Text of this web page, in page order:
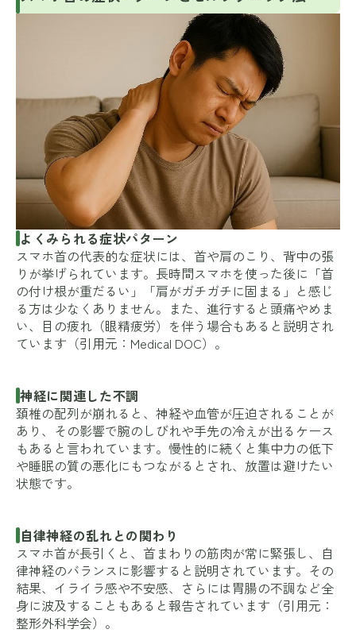
よくみられる症状パターン
スマホ首の代表的な症状には、首や肩のこり、背中の張
りが挙げられています。長時間スマホを使った後に「首
の付け根が重だるい」「肩がガチガチに固まる」と感じ
る方は少なくありません。また、進行すると頭痛やめま
い、目の疲れ（眼精疲労）を伴う場合もあると説明され
ています（引用元： Medical DOC）。
神経に関連した不調
頚椎の配列が崩れると、神経や血管が圧迫されることが
あり、その影響で腕のしびれや手先の冷えが出るケース
もあると言われています。慢性的に続くと集中力の低下
や睡眠の質の悪化にもつながるとされ、放置は避けたい
状態です。
自律神経の乱れとの関わり
スマホ首が長引くと、首まわりの筋肉が常に緊張し、自
律神経のバランスに影響すると説明されています。その
結果、イライラ感や不安感、さらには胃腸の不調など全
身に波及することもあると報告されています（引用元：
整形外科学会）。